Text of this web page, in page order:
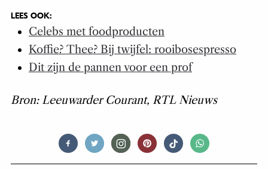
LEES OOK:
Celebs met foodproducten
Koffie? Thee? Bij twijfel: rooibosespresso
Dit zijn de pannen voor een prof
Bron: Leeuwarder Courant, RTL Nieuws